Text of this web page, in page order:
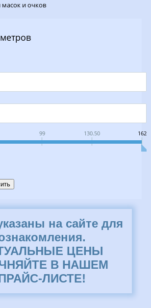
масок и очков
99 130.50 162
на сайте для
ЦЕНЫ
В НАШЕМ
ЛИСТЕ!